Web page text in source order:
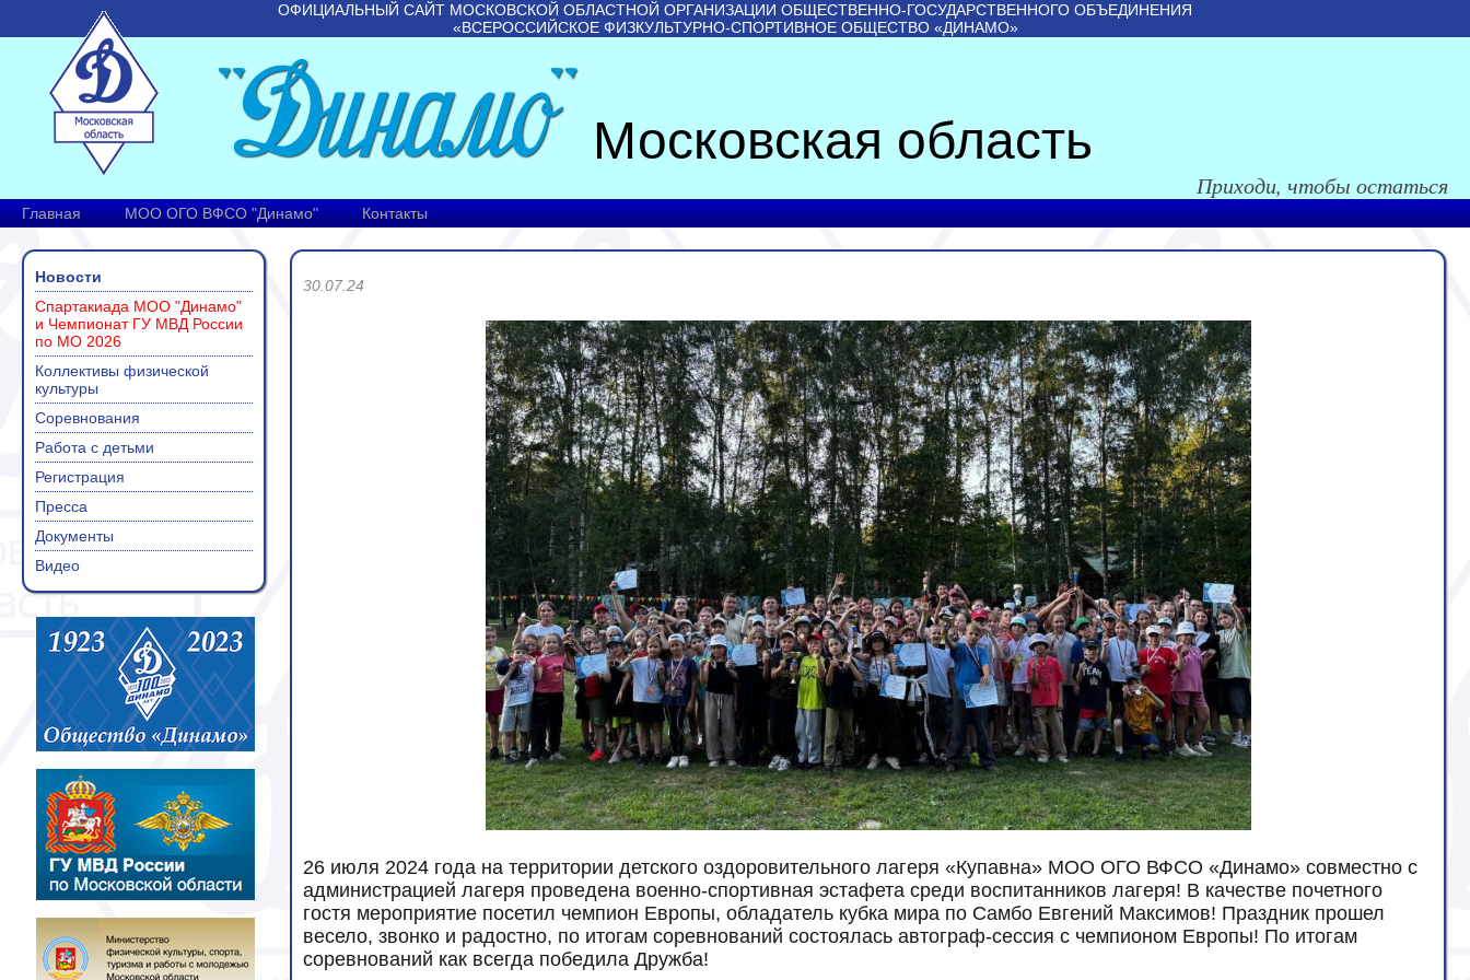
ОФИЦИАЛЬНЫЙ САЙТ МОСКОВСКОЙ ОБЛАСТНОЙ ОРГАНИЗАЦИИ ОБЩЕСТВЕННО-ГОСУДАРСТВЕННОГО ОБЪЕДИНЕНИЯ
«ВСЕРОССИЙСКОЕ ФИЗКУЛЬТУРНО-СПОРТИВНОЕ ОБЩЕСТВО «ДИНАМО»
Московская область
Приходи, чтобы остаться
Главная МОО ОГО ВФСО "Динамо" Контакты
Новости
Спартакиада МОО "Динамо"
и Чемпионат ГУ МВД России
по МО 2026
Коллективы физической
культуры
Соревнования
Работа с детьми
Регистрация
Пресса
Документы
Видео
30.07.24
26 июля 2024 года на территории детского оздоровительного лагеря «Купавна» МОО ОГО ВФСО «Динамо» совместно с
администрацией лагеря проведена военно-спортивная эстафета среди воспитанников лагеря! В качестве почетного
гостя мероприятие посетил чемпион Европы, обладатель кубка мира по Самбо Евгений Максимов! Праздник прошел
весело, звонко и радостно, по итогам соревнований состоялась автограф-сессия с чемпионом Европы! По итогам
соревнований как всегда победила Дружба!